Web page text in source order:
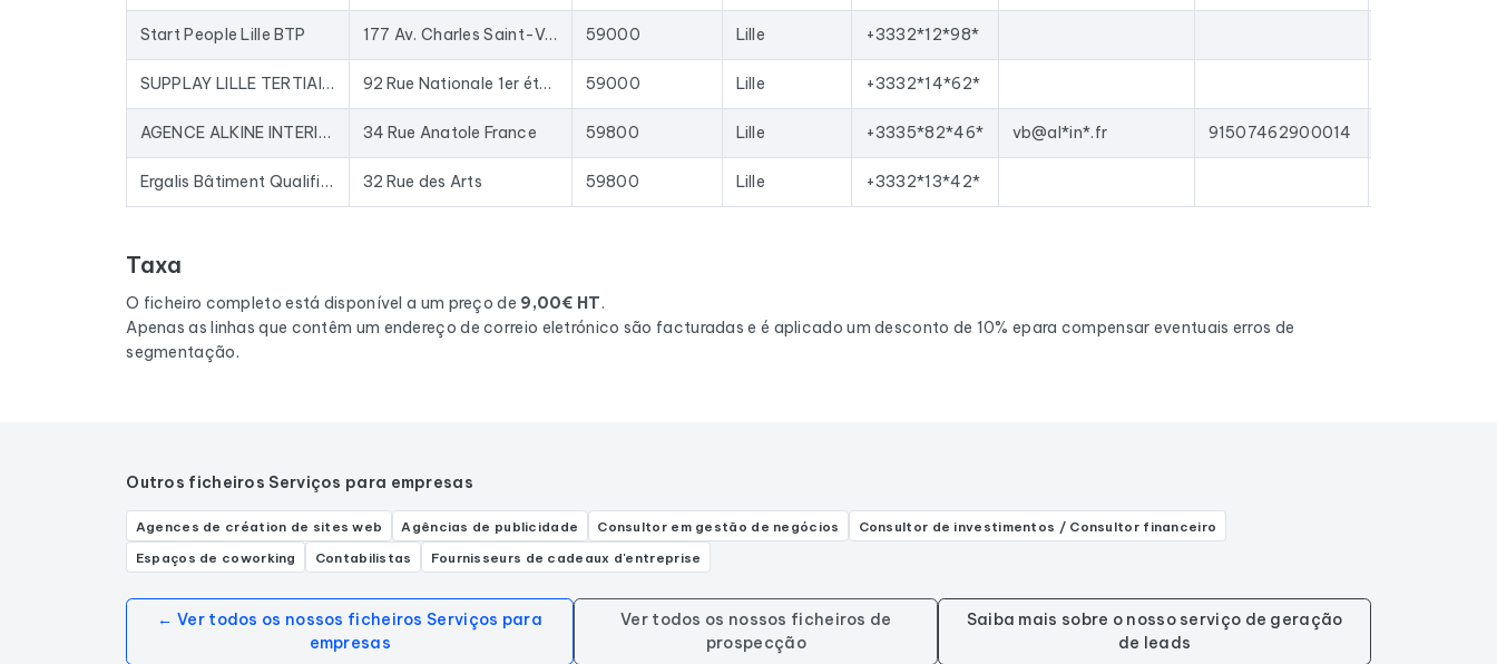
Start People Lille BTP 177 Av. Charles Saint-Venant 59000 Lille +3332*12*98*
SUPPLAY LILLE TERTIAIRE CADRES 92 Rue Nationale 1er étage 59000 Lille +3332*14*62*
AGENCE ALKINE INTERIM LILLE 34 Rue Anatole France 59800 Lille +3335*82*46* vb@al*in*.fr 91507462900014
Ergalis Bâtiment Qualifié Lille 32 Rue des Arts 59800 Lille +3332*13*42*
Taxa
O ficheiro completo está disponível a um preço de 9,00€ HT.
Apenas as linhas que contêm um endereço de correio eletrónico são facturadas e é aplicado um desconto de 10% epara compensar eventuais erros de
segmentação.
Outros ficheiros Serviços para empresas
Agences de création de sites web Agências de publicidade Consultor em gestão de negócios
Consultor de investimentos / Consultor financeiro
Espaços de coworking
Contabilistas Fournisseurs de cadeaux d'entreprise
← Ver todos os nossos ficheiros Serviços para
empresas
Ver todos os nossos ficheiros de
prospecção
Saiba mais sobre o nosso serviço de geração
de leads